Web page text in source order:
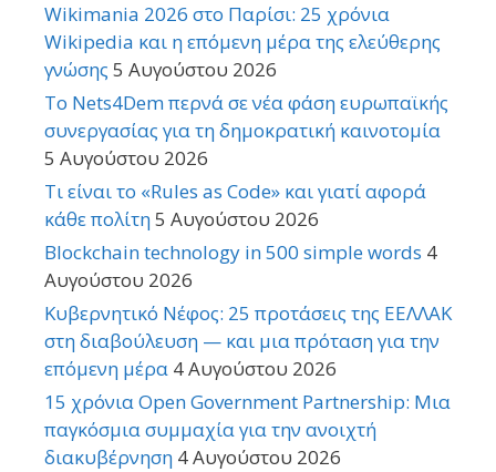
Wikimania 2026 στο Παρίσι: 25 χρόνια
Wikipedia και η επόμενη μέρα της ελεύθερης
γνώσης 5 Αυγούστου 2026
Το Nets4Dem περνά σε νέα φάση ευρωπαϊκής
συνεργασίας για τη δημοκρατική καινοτομία
5 Αυγούστου 2026
Τι είναι το «Rules as Code» και γιατί αφορά
κάθε πολίτη5 Αυγούστου 2026
Blockchain technology in 500 simple words 4
Αυγούστου 2026
Κυβερνητικό Νέφος: 25 προτάσεις της ΕΕΛΛΑΚ
στη διαβούλευση — και μια πρόταση για την
επόμενη μέρα 4 Αυγούστου 2026
15 χρόνια Open Government Partnership: Μια
παγκόσμια συμμαχία για την ανοιχτή
διακυβέρνηση 4 Αυγούστου 2026